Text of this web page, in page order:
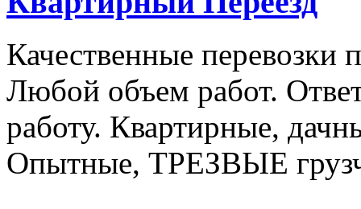
Качественные перевозки
Любой объем работ.
работу. Квартирные,
Опытные, ТРЕЗВЫЕ